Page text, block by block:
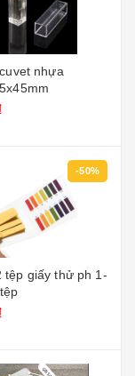
nhựa
-50%
tệp giấy thử ph 1-